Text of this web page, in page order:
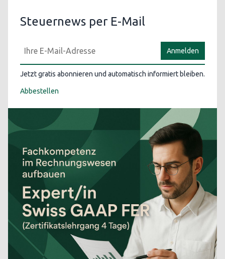
Steuernews per E-Mail
Anmelden
Jetzt gratis abonnieren und automatisch informiert bleiben.
Abbestellen